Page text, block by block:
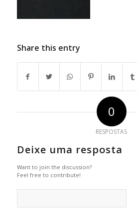
Share this entry
0
RESPOSTAS
Deixe uma resposta
Want to join the discussion?
Feel free to contribute!